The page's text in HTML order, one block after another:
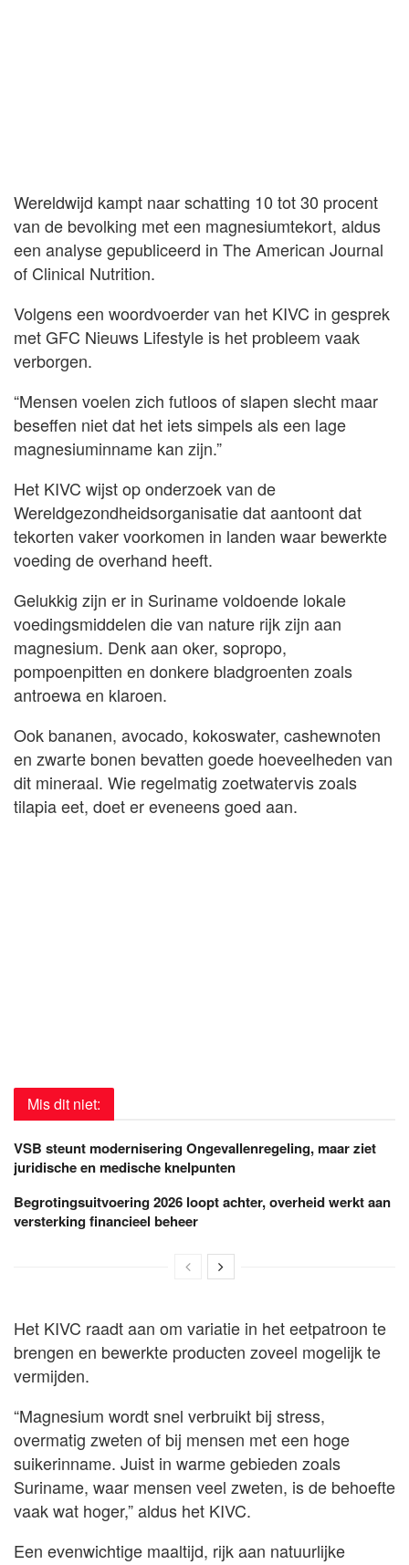
Wereldwijd kampt naar schatting 10 tot 30 procent
van de bevolking met een magnesiumtekort, aldus
een analyse gepubliceerd in The American Journal
of Clinical Nutrition.
Volgens een woordvoerder van het KIVC in gesprek
met GFC Nieuws Lifestyle is het probleem vaak
verborgen.
“Mensen voelen zich futloos of slapen slecht maar
beseffen niet dat het iets simpels als een lage
magnesiuminname kan zijn.”
Het KIVC wijst op onderzoek van de
Wereldgezondheidsorganisatie dat aantoont dat
tekorten vaker voorkomen in landen waar bewerkte
voeding de overhand heeft.
Gelukkig zijn er in Suriname voldoende lokale
voedingsmiddelen die van nature rijk zijn aan
magnesium. Denk aan oker, sopropo,
pompoenpitten en donkere bladgroenten zoals
antroewa en klaroen.
Ook bananen, avocado, kokoswater, cashewnoten
en zwarte bonen bevatten goede hoeveelheden van
dit mineraal. Wie regelmatig zoetwatervis zoals
tilapia eet, doet er eveneens goed aan.
Mis dit niet:
VSB steunt modernisering Ongevallenregeling, maar ziet
juridische en medische knelpunten
Begrotingsuitvoering 2026 loopt achter, overheid werkt aan
versterking financieel beheer
Het KIVC raadt aan om variatie in het eetpatroon te
brengen en bewerkte producten zoveel mogelijk te
vermijden.
“Magnesium wordt snel verbruikt bij stress,
overmatig zweten of bij mensen met een hoge
suikerinname. Juist in warme gebieden zoals
Suriname, waar mensen veel zweten, is de behoefte
vaak wat hoger,” aldus het KIVC.
Een evenwichtige maaltijd, rijk aan natuurlijke